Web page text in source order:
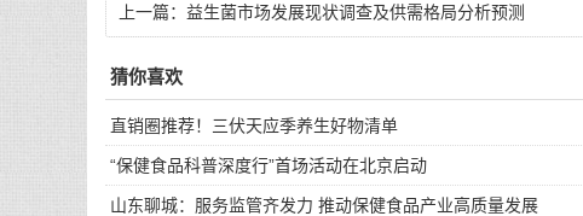
上一篇： 益生菌市场发展现状调查及供需格局分析预测
猜你喜欢
直销圈推荐！三伏天应季养生好物清单
“保健食品科普深度行”首场活动在北京启动
山东聊城：服务监管齐发力 推动保健食品产业高质量发展